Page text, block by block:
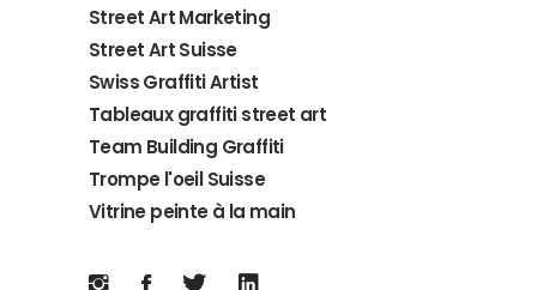
Street Art Marketing
Street Art Suisse
Swiss Graffiti Artist
Tableaux graffiti street art
Team Building Graffiti
Trompe l'oeil Suisse
Vitrine peinte à la main